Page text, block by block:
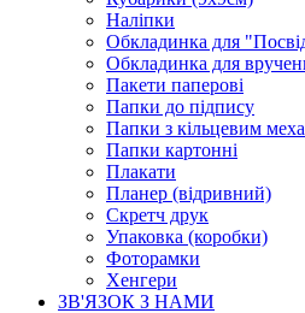
Наліпки
Обкладинка для
Обкладинка для
Пакети паперові
Папки до підпису
Папки з кільцевим
Папки картонні
Плакати
Планер (відривний)
Скретч друк
Упаковка (коробки)
Фоторамки
Хенгери
ЗВ'ЯЗОК З НАМИ